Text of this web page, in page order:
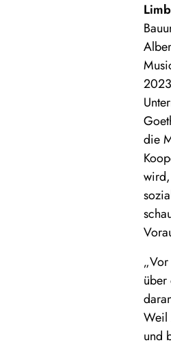
die
über
Weil
und